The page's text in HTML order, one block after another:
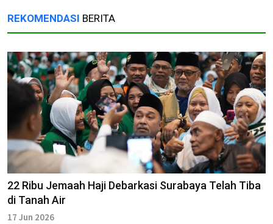
REKOMENDASI BERITA
22 Ribu Jemaah Haji Debarkasi Surabaya Telah Tiba
di Tanah Air
17 Jun 2026